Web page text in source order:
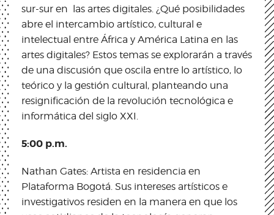
sur-sur en las artes digitales. ¿Qué posibilidades
abre el intercambio artístico, cultural e
intelectual entre África y América Latina en las
artes digitales? Estos temas se explorarán a través
de una discusión que oscila entre lo artístico, lo
teórico y la gestión cultural, planteando una
resignificación de la revolución tecnológica e
informática del siglo XXI.
5:00 p.m.
Nathan Gates: Artista en residencia en
Plataforma Bogotá. Sus intereses artísticos e
investigativos residen en la manera en que los